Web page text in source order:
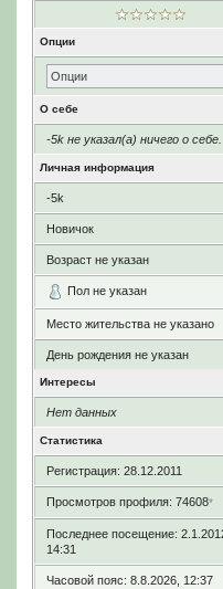
Опции
Опции
О себе
-5k не указал(а) ничего о себе.
Личная информация
-5k
Новичок
Возраст не указан
Пол не указан
Место жительства не указано
День рождения не указан
Интересы
Нет данных
Статистика
Регистрация: 28.12.2011
Просмотров профиля: 74608*
Последнее посещение:
14:31
Часовой пояс: 8.8.2026, 12:37